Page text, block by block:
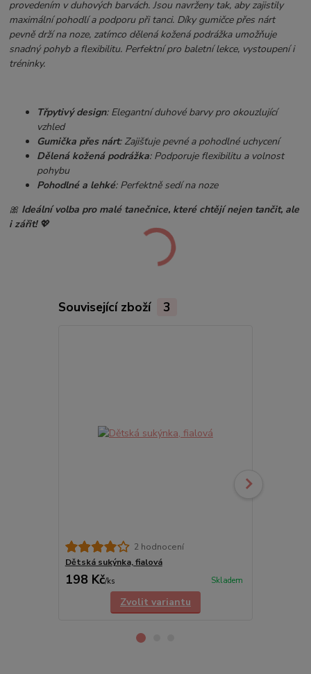
provedením v duhových barvách. Jsou navrženy tak, aby zajistily
maximální pohodlí a podporu při tanci. Díky gumičce přes nárt
pevně drží na noze, zatímco dělená kožená podrážka umožňuje
snadný pohyb a flexibilitu. Perfektní pro baletní lekce, vystoupení i
tréninky.
Třpytivý design: Elegantní duhové barvy pro okouzlující
vzhled
Gumička přes nárt: Zajišťuje pevné a pohodlné uchycení
Dělená kožená podrážka: Podporuje flexibilitu a volnost
pohybu
Pohodlné a lehké: Perfektně sedí na noze
🎀 Ideální volba pro malé tanečnice, které chtějí nejen tančit, ale
i zářit!💖
Související zboží 3
2 hodnocení
Dětská sukýnka, fialová
198 Kč/ks Skladem
Zvolit variantu